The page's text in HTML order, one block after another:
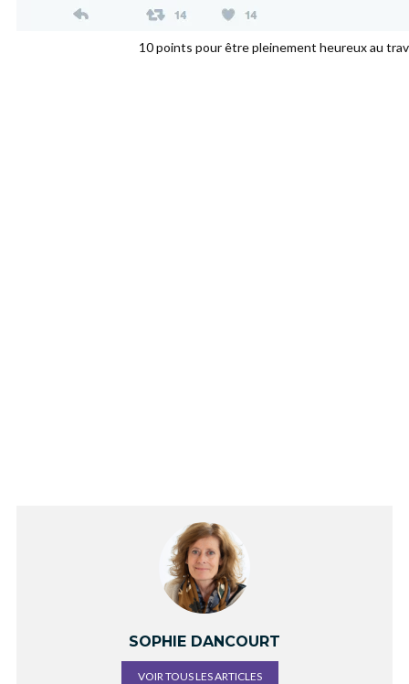
10 points pour être pleinement heureux au
SOPHIE DANCOURT
VOIR TOUS LES ARTICLES